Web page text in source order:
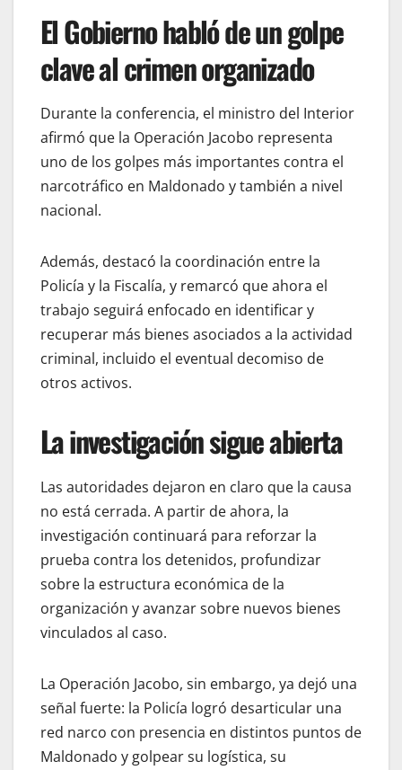
El Gobierno habló de un golpe
clave al crimen organizado
Durante la conferencia, el ministro del Interior
afirmó que la Operación Jacobo representa
uno de los golpes más importantes contra el
narcotráfico en Maldonado y también a nivel
nacional.
Además, destacó la coordinación entre la
Policía y la Fiscalía, y remarcó que ahora el
trabajo seguirá enfocado en identificar y
recuperar más bienes asociados a la actividad
criminal, incluido el eventual decomiso de
otros activos.
La investigación sigue abierta
Las autoridades dejaron en claro que la causa
no está cerrada. A partir de ahora, la
investigación continuará para reforzar la
prueba contra los detenidos, profundizar
sobre la estructura económica de la
organización y avanzar sobre nuevos bienes
vinculados al caso.
La Operación Jacobo, sin embargo, ya dejó una
señal fuerte: la Policía logró desarticular una
red narco con presencia en distintos puntos de
Maldonado y golpear su logística, su